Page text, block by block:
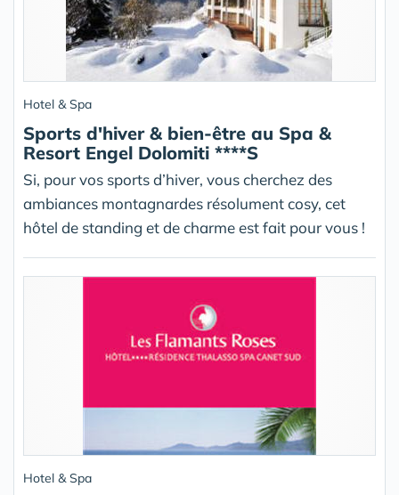
Hotel & Spa
Sports d'hiver & bien-être au Spa &
Resort Engel Dolomiti ****S
Si, pour vos sports d’hiver, vous cherchez des
ambiances montagnardes résolument cosy, cet
hôtel de standing et de charme est fait pour vous !
Hotel & Spa